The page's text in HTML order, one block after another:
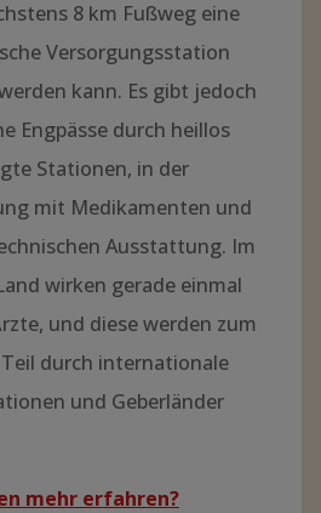
8 km Fußweg eine
Versorgungsstation
kann. Es gibt jedoch
Engpässe durch heillos
Stationen, in der
mit Medikamenten und
Ausstattung. Im
wirken gerade einmal
und diese werden zum
durch internationale
und Geberländer
mehr erfahren?